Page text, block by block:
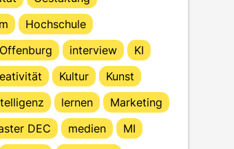
Hochschule
interview
KI
Kultur
Kunst
lernen
Marketing
DEC medien
MI